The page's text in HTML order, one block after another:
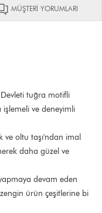
MÜŞTERİ YORUMLARI
tuğra motifli
işlemeli ve deneyimli
ve oltu taşı'ndan imal
daha güzel ve
devam eden
ürün çeşitlerine bi